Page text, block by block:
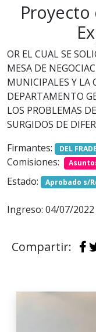
Proyecto
OR EL CUAL SE
MESA DE
MUNICIPALES Y LA
DEPARTAMENTO
LOS PROBLEMAS
SURGIDOS DE
Firmantes:
DEL FRADE
Comisiones:
Estado: Aprobado s/
Ingreso: 04/07/2022
Compartir: